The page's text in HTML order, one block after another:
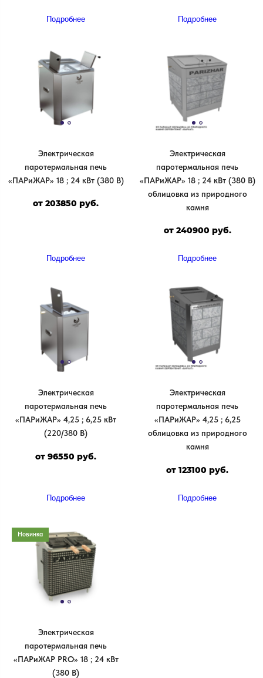
Подробнее Подробнее
Электрическая
паротермальная печь
«ПАРиЖАР» 18 ; 24 кВт (380 В)
от 203850 руб.
Подробнее
Электрическая
паротермальная печь
«ПАРиЖАР» 18 ; 24 кВт (380 В)
облицовка из природного
камня
от 240900 руб.
Подробнее
Электрическая
паротермальная печь
«ПАРиЖАР» 4,25 ; 6,25 кВт
(220/380 В)
от 96550 руб.
Подробнее
Электрическая
паротермальная печь
«ПАРиЖАР» 4,25 ; 6,25
облицовка из природного
камня
от 123100 руб.
Подробнее
Новинка
Электрическая
паротермальная печь
«ПАРиЖАР PRO» 18 ; 24 кВт
(380 В)